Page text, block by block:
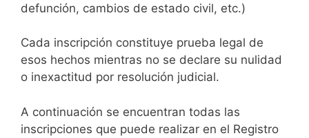
defunción, cambios de estado civil, etc.)
Cada inscripción constituye prueba legal de
esos hechos mientras no se declare su nulidad
o inexactitud por resolución judicial.
A continuación se encuentran todas las
inscripciones que puede realizar en el Registro